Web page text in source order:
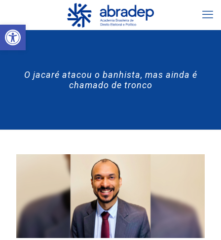
Abrir a barra de ferramentas
O jacaré atacou o banhista, mas ainda é
chamado de tronco